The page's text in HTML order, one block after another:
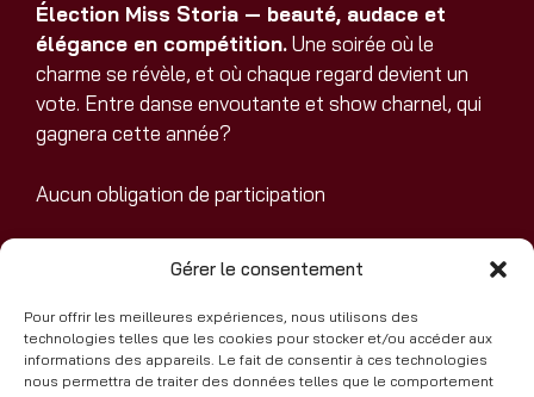
Gérer le consentement
Pour offrir les meilleures expériences, nous utilisons des
technologies telles que les cookies pour stocker et/ou accéder aux
informations des appareils. Le fait de consentir à ces technologies
nous permettra de traiter des données telles que le comportement
Élection Miss Storia — beauté, audace et
élégance en compétition.Une soirée où le
charme se révèle, et où chaque regard devient un
vote. Entre danse envoutante et show charnel, qui
gagnera cette année?
Aucun obligation de participation
Réservez votre venue à cette soirée !